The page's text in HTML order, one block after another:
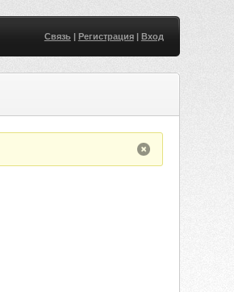
Связь| Регистрация| Вход